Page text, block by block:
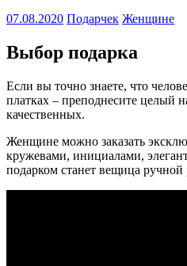
07.08.2020 Подарчек Женщине
Выбор подарка
Если вы точно знаете, что
платках – преподнесите целый
качественных.
Женщине можно заказать
кружевами, инициалами,
подарком станет вещица ручной